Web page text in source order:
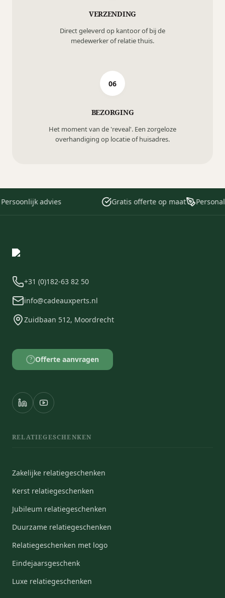
VERZENDING
Direct geleverd op kantoor of bij de
medewerker of relatie thuis.
06
BEZORGING
Het moment van de 'reveal'. Een zorgeloze
overhandiging op locatie of huisadres.
advies Gratis offerte op maat
+31 (0)182-63 82 50
info@cadeauxperts.nl
Zuidbaan 512, Moordrecht
? Offerte aanvragen
RELATIEGESCHENKEN
Zakelijke relatiegeschenken
Kerst relatiegeschenken
Jubileum relatiegeschenken
Duurzame relatiegeschenken
Relatiegeschenken met logo
Eindejaarsgeschenk
Luxe relatiegeschenken